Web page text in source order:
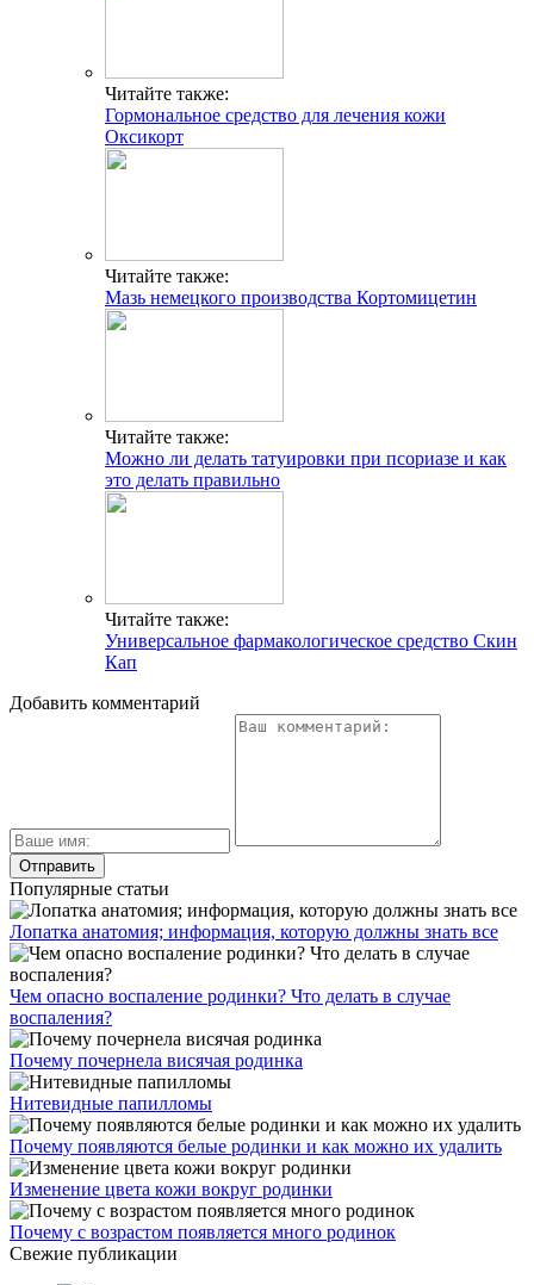
Читайте также:
Гормональное средство для лечения кожи
Оксикорт
Читайте также:
Мазь немецкого производства Кортомицетин
Читайте также:
Можно ли делать татуировки при псориазе и как
это делать правильно
Читайте также:
Универсальное фармакологическое средство Скин
Кап
Добавить комментарий
Популярные статьи
Лопатка анатомия; информация, которую должны знать все
Чем опасно воспаление родинки? Что делать в случае
воспаления?
Почему почернела висячая родинка
Нитевидные папилломы
Почему появляются белые родинки и как можно их удалить
Изменение цвета кожи вокруг родинки
Почему с возрастом появляется много родинок
Свежие публикации